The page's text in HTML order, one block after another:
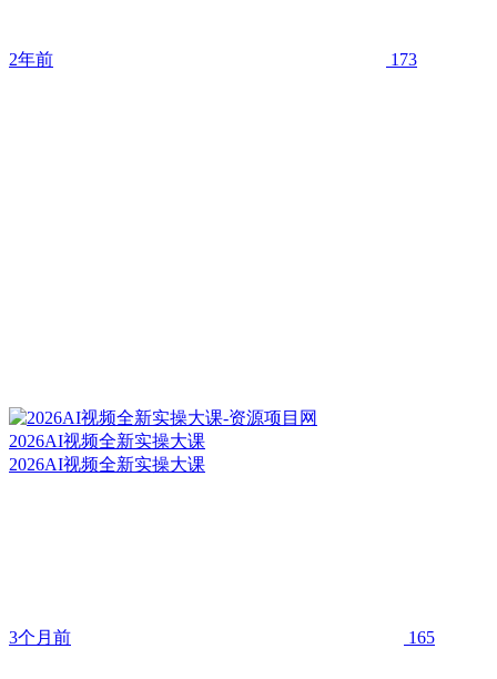
2年前 173
2026AI视频全新实操大课
2026AI视频全新实操大课
3个月前 165